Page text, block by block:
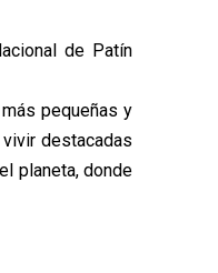
de Patín
pequeñas y
destacadas
planeta, donde